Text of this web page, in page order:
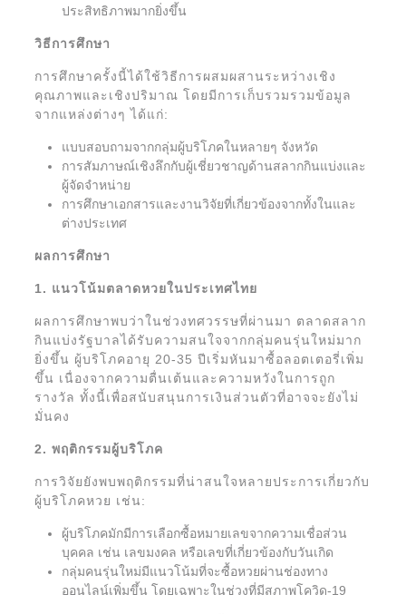
ประสิทธิภาพมากยิ่งขึ้น
วิธีการศึกษา
การศึกษาครั้งนี้ได้ใช้วิธีการผสมผสานระหว่างเชิง
คุณภาพและเชิงปริมาณ โดยมีการเก็บรวมรวมข้อมูล
จากแหล่งต่างๆ ได้แก่:
แบบสอบถามจากกลุ่มผู้บริโภคในหลายๆ จังหวัด
การสัมภาษณ์เชิงลึกกับผู้เชี่ยวชาญด้านสลากกินแบ่งและ
ผู้จัดจำหน่าย
การศึกษาเอกสารและงานวิจัยที่เกี่ยวข้องจากทั้งในและ
ต่างประเทศ
ผลการศึกษา
1. แนวโน้มตลาดหวยในประเทศไทย
ผลการศึกษาพบว่าในช่วงทศวรรษที่ผ่านมา ตลาดสลาก
กินแบ่งรัฐบาลได้รับความสนใจจากกลุ่มคนรุ่นใหม่มาก
ยิ่งขึ้น ผู้บริโภคอายุ 20-35 ปีเริ่มหันมาซื้อลอตเตอรี่เพิ่ม
ขึ้น เนื่องจากความตื่นเต้นและความหวังในการถูก
รางวัล ทั้งนี้เพื่อสนับสนุนการเงินส่วนตัวที่อาจจะยังไม่
มั่นคง
2. พฤติกรรมผู้บริโภค
การวิจัยยังพบพฤติกรรมที่น่าสนใจหลายประการเกี่ยวกับ
ผู้บริโภคหวย เช่น:
ผู้บริโภคมักมีการเลือกซื้อหมายเลขจากความเชื่อส่วน
บุคคล เช่น เลขมงคล หรือเลขที่เกี่ยวข้องกับวันเกิด
กลุ่มคนรุ่นใหม่มีแนวโน้มที่จะซื้อหวยผ่านช่องทาง
ออนไลน์เพิ่มขึ้น โดยเฉพาะในช่วงที่มีสภาพโควิด-19